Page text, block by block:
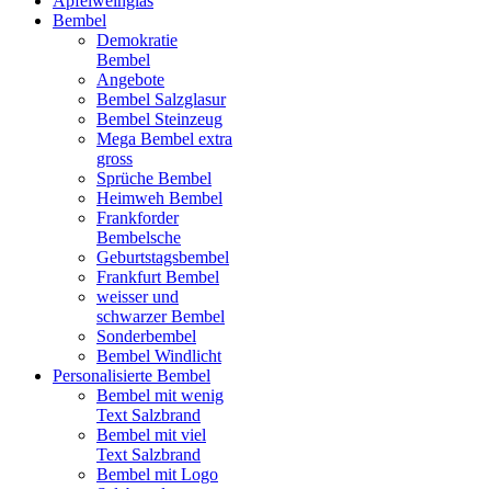
Bembel
Demokratie
Bembel
Angebote
Bembel Salzglasur
Bembel Steinzeug
Mega Bembel extra
gross
Sprüche Bembel
Heimweh Bembel
Frankforder
Bembelsche
Geburtstagsbembel
Frankfurt Bembel
weisser und
schwarzer Bembel
Sonderbembel
Bembel Windlicht
Personalisierte Bembel
Bembel mit wenig
Text Salzbrand
Bembel mit viel
Text Salzbrand
Bembel mit Logo